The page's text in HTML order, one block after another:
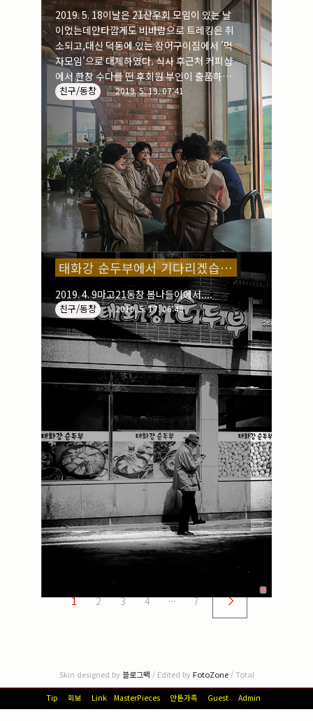
2019. 5. 18이날은 21산우회 모임이 있는 날
이었는데안타깝게도 비바람으로 트레킹은 취
소되고,대신 덕동에 있는 장어구이집에서 '먹
자모임'으로 대체하였다. 식사 후근처 커피샵
에서 한창 수다를 떤 후회원 부인이 출품하여
특선된 그림을 관람하기 위해3.15아트센터 전
시장으로 몰려갔다.
친구/동창 2019. 5. 19. 07:41
태화강 순두부에서 기다리겠습니다
2019. 4. 9마고21동창 봄나들이에서....
친구/동창 2019. 5. 17. 06:48
1 2 3 4 ··· 7
Skin designed by 블로그팩 / Edited by FotoZone/ Total
Tip 회보 Link MasterPieces 안톤가족 Guest Admin